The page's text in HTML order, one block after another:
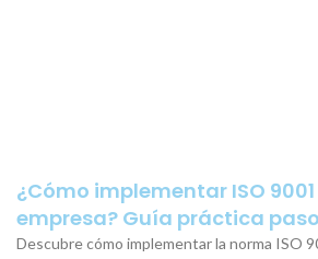
¿Cómo implementar ISO
empresa? Guía práctica
Descubre cómo implementar la norma ISO